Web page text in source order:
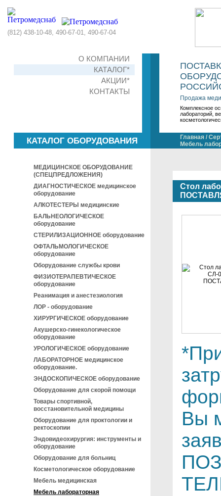
(812) 438-10-48, 490-67-01, 490-67-04
О КОМПАНИИ
КАТАЛОГ*
АКЦИИ*
КОНТАКТЫ
Продажа
Комплексное
лабораторий,
КАТАЛОГ ОБОРУДОВАНИЯ
МЕДИЦИНСКОЕ ОБОРУДОВАНИЕ
(СПЕЦПРЕДЛОЖЕНИЯ)
ДИАГНОСТИЧЕСКОЕ медицинское
оборудование
АЛКОТЕСТЕРЫ медицинские
БАЛЬНЕОЛОГИЧЕСКОЕ
оборудование
СТЕРИЛИЗАЦИОННОЕ оборудование
ОФТАЛЬМОЛОГИЧЕСКОЕ
оборудование
Оборудование службы крови
ФИЗИОТЕРАПЕВТИЧЕСКОЕ
оборудование
Реанимация и анестезиология
ЛОР - оборудование
ХИРУРГИЧЕСКОЕ оборудование
Акушерско-гинекологическое
оборудование
УРОЛОГИЧЕСКОЕ оборудование
ЛАБОРАТОРНОЕ медицинское
оборудование.
ЭНДОСКОПИЧЕСКОЕ оборудование
Оборудование для скорой помощи
Товары спортивной,
восстановительной медицины
Оборудование для проктологии и
ректоскопии
Эндовидеохирургия: инструменты и
оборудование
Оборудование для больниц
Косметологическое оборудование
Мебель медицинская
Мебель лабораторная
Главная /
Мебель
Стол
Вы